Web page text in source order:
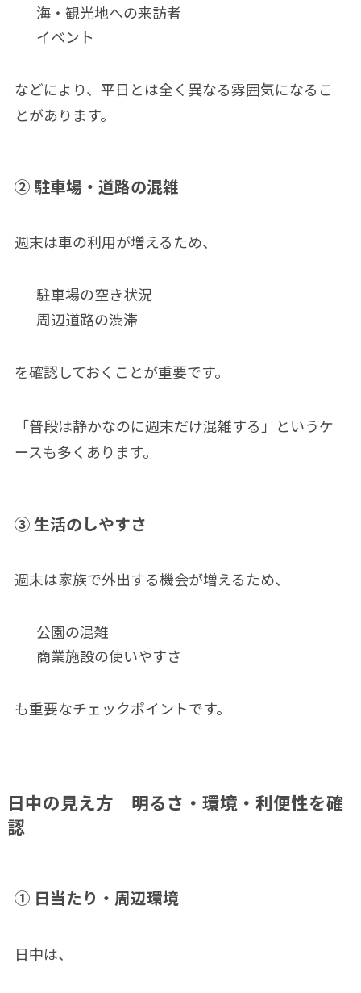
海・観光地への来訪者
イベント
などにより、平日とは全く異なる雰囲気になるこ
とがあります。
② 駐車場・道路の混雑
週末は車の利用が増えるため、
駐車場の空き状況
周辺道路の渋滞
を確認しておくことが重要です。
「普段は静かなのに週末だけ混雑する」というケ
ースも多くあります。
③ 生活のしやすさ
週末は家族で外出する機会が増えるため、
公園の混雑
商業施設の使いやすさ
も重要なチェックポイントです。
日中の見え方｜明るさ・環境・利便性を確
認
① 日当たり・周辺環境
日中は、